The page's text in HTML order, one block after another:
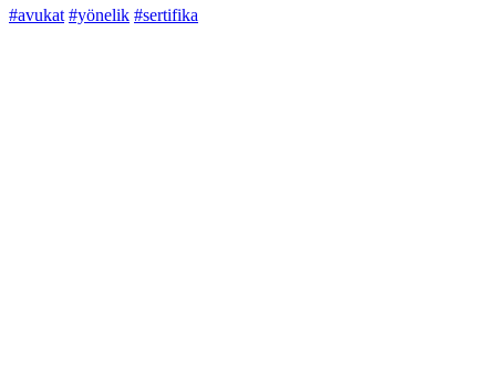
#avukat #yönelik #sertifika